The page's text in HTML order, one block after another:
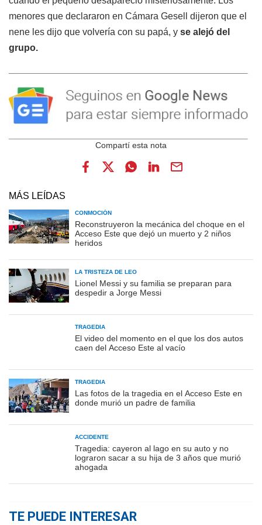
menores que declararon en Cámara Gesell dijeron que el
nene les dijo que volvería con su papá, y se alejó del
grupo.
MÁS LEÍDAS
CONMOCIÓN
Reconstruyeron la mecánica del choque en el
Acceso Este que dejó un muerto y 2 niños
heridos
LA TRISTEZA DE LEO
Lionel Messi y su familia se preparan para
despedir a Jorge Messi
TRAGEDIA
El video del momento en el que los dos autos
caen del Acceso Este al vacío
TRAGEDIA
Las fotos de la tragedia en el Acceso Este en
donde murió un padre de familia
ACCIDENTE
Tragedia: cayeron al lago en su auto y no
lograron sacar a su hija de 3 años que murió
ahogada
TE PUEDE INTERESAR